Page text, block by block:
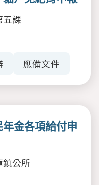
五課
應備文件
金各項給付申
鎮公所